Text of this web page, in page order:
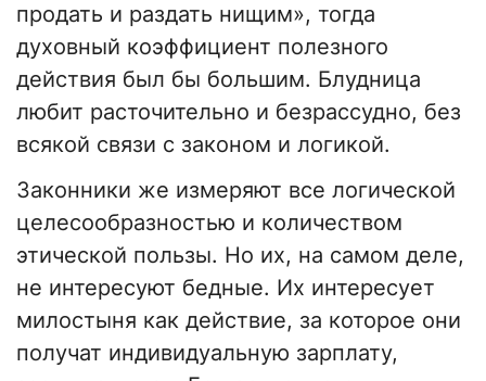
продать и раздать нищим», тогда
духовный коэффициент полезного
действия был бы большим. Блудница
любит расточительно и безрассудно, без
всякой связи с законом и логикой.
Законники же измеряют все логической
целесообразностью и количеством
этической пользы. Но их, на самом деле,
не интересуют бедные. Их интересует
милостыня как действие, за которое они
получат индивидуальную зарплату,